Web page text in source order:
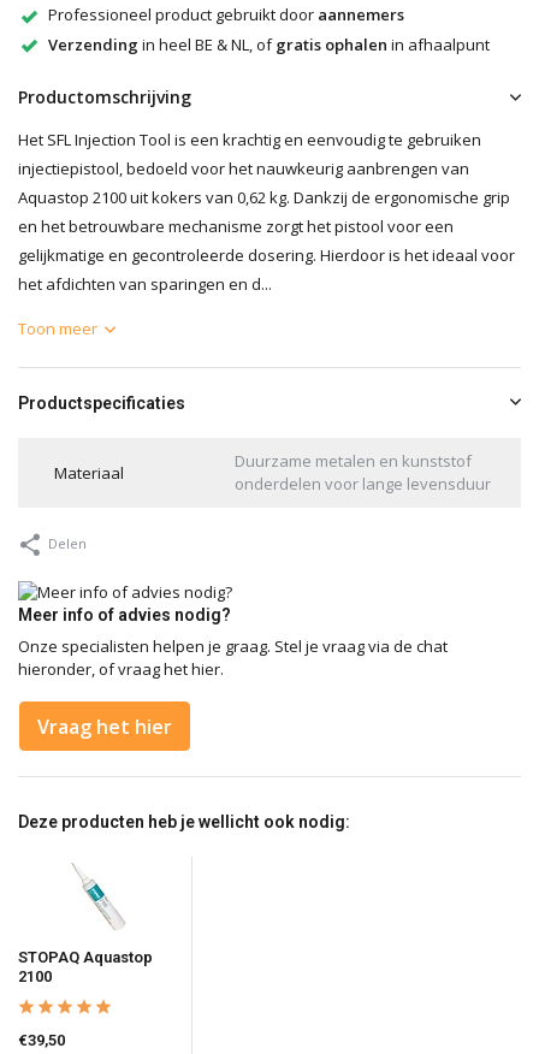
Professioneel product gebruikt door aannemers
Verzending in heel BE & NL, ofgratis ophalen in afhaalpunt
Productomschrijving
Het SFL Injection Tool is een krachtig en eenvoudig te gebruiken
injectiepistool, bedoeld voor het nauwkeurig aanbrengen van
Aquastop 2100 uit kokers van 0,62 kg. Dankzij de ergonomische grip
en het betrouwbare mechanisme zorgt het pistool voor een
gelijkmatige en gecontroleerde dosering. Hierdoor is het ideaal voor
het afdichten van sparingen en d...
Toon meer
Productspecificaties
Materiaal
Duurzame metalen en kunststof
onderdelen voor lange levensduur
Delen
Meer info of advies nodig?
Onze specialisten helpen je graag. Stel je vraag via de chat
hieronder, of vraag het hier.
Vraag het hier
Deze producten heb je wellicht ook nodig:
STOPAQ Aquastop
2100
€39,50